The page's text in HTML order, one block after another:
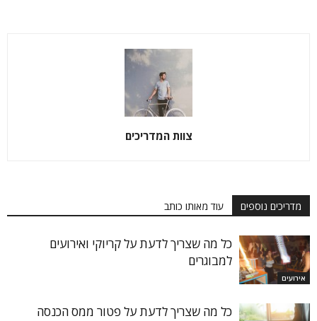
צוות המדריכים
מדריכים נוספים עוד מאותו כותב
אירועים
כל מה שצריך לדעת על קריוקי ואירועים
למבוגרים
כל מה שצריך לדעת על פטור ממס הכנסה